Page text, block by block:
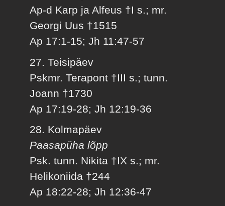
Ap-d Karp ja Alfeus †I s.; mr.
Georgi Uus †1515
Ap 17:1-15; Jh 11:47-57
27. Teisipäev
Pskmr. Terapont †III s.; tunn.
Joann †1730
Ap 17:19-28; Jh 12:19-36
28. Kolmapäev
Paasapüha lõpp
Psk. tunn. Nikita †IX s.; mr.
Helikoniida †244
Ap 18:22-28; Jh 12:36-47